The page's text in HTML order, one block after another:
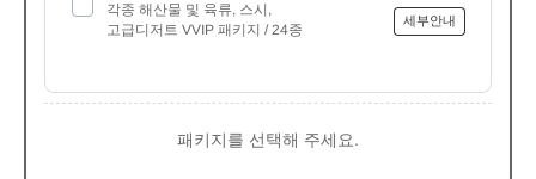
각종 해산물 및 육류, 스시,
고급디저트 VVIP 패키지 / 24종
세부안내
패키지를 선택해 주세요.